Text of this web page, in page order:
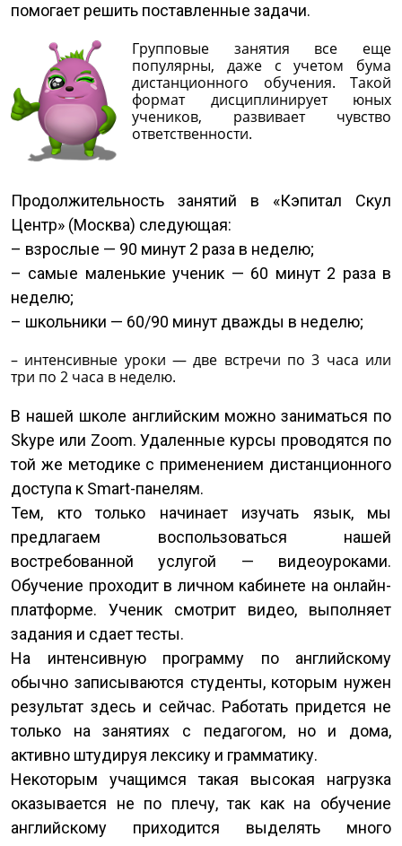
помогает решить поставленные задачи.
Групповые занятия все еще
популярны, даже с учетом бума
дистанционного обучения. Такой
формат дисциплинирует юных
учеников, развивает чувство
ответственности.
Продолжительность занятий в «Кэпитал Скул
Центр» (Москва) следующая:
– взрослые — 90 минут 2 раза в неделю;
– самые маленькие ученик — 60 минут 2 раза в
неделю;
– школьники — 60/90 минут дважды в неделю;
– интенсивные уроки — две встречи по 3 часа или
три по 2 часа в неделю.
В нашей школе английским можно заниматься по
Skype или Zoom. Удаленные курсы проводятся по
той же методике с применением дистанционного
доступа к Smart-панелям.
Тем, кто только начинает изучать язык, мы
предлагаем воспользоваться нашей
востребованной услугой — видеоуроками.
Обучение проходит в личном кабинете на онлайн-
платформе. Ученик смотрит видео, выполняет
задания и сдает тесты.
На интенсивную программу по английскому
обычно записываются студенты, которым нужен
результат здесь и сейчас. Работать придется не
только на занятиях с педагогом, но и дома,
активно штудируя лексику и грамматику.
Некоторым учащимся такая высокая нагрузка
оказывается не по плечу, так как на обучение
английскому приходится выделять много